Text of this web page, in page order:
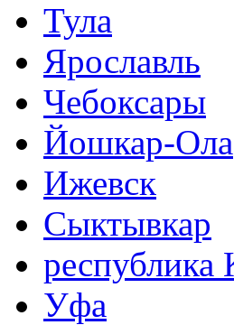
Тула
Ярославль
Чебоксары
Йошкар-Ола
Ижевск
Сыктывкар
Уфа